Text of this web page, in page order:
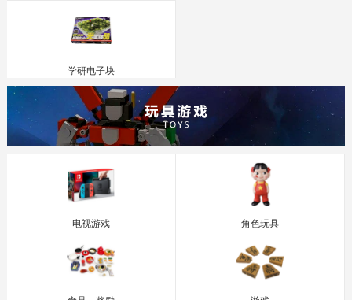
学研电子块
电视游戏 角色玩具